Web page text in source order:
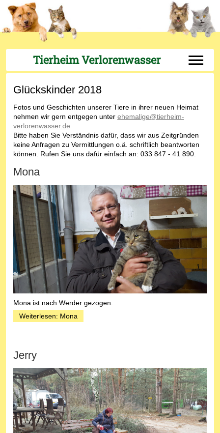
Tierheim Verlorenwasser Off-
Glückskinder 2018
Fotos und Geschichten unserer Tiere in ihrer neuen Heimat
nehmen wir gern entgegen unter ehemalige@tierheim-
verlorenwasser.de
Bitte haben Sie Verständnis dafür, dass wir aus Zeitgründen
keine Anfragen zu Vermittlungen o.ä. schriftlich beantworten
können. Rufen Sie uns dafür einfach an: 033 847 - 41 890.
Mona
Mona ist nach Werder gezogen.
Weiterlesen: Mona
Jerry